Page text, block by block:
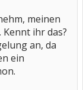
meinen
ihr das?
an, da
ein